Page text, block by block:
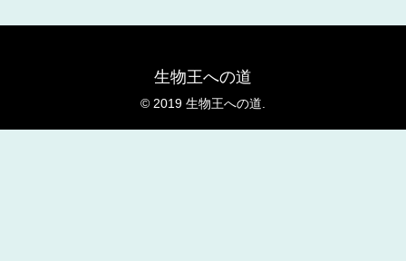
生物王への道
© 2019 生物王への道.